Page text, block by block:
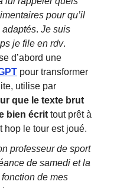
pour qu’il
adaptés. Je suis
je file en rdv.
d’abord une
pour transformer
utilise par
que le texte brut
bien écrit tout prêt à
hop le tour est joué.
professeur de sport
de samedi et la
de mes